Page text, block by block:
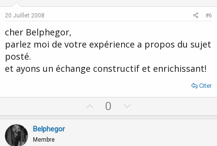
20 Juillet 2008 #6
cher Belphegor,
parlez moi de votre expérience a propos du sujet
posté.
et ayons un échange constructif et enrichissant!
Citer
p
0
o
Belphegor
Membre